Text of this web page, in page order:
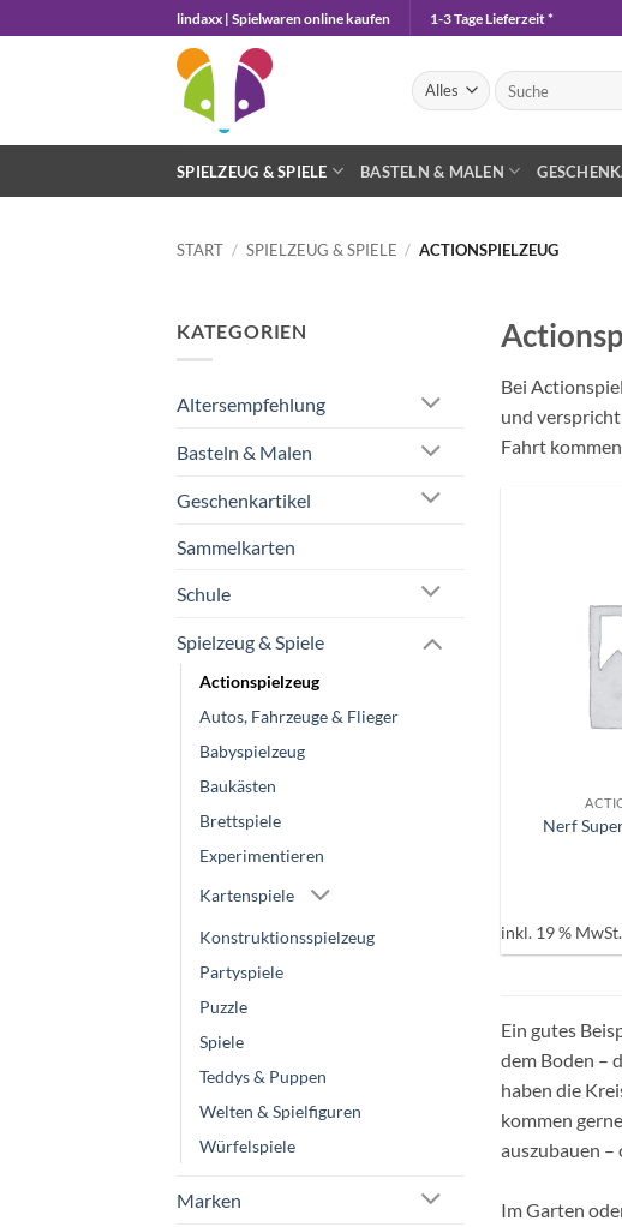
Inhalt
lindaxx | Spielwaren online kaufen 1-3 Tage Lieferzeit *
Suchen
nach:
SPIELZEUG & SPIELE BASTELN & MALEN
START / SPIELZEUG & SPIELE / ACTIONSPIELZEUG
KATEGORIEN
Altersempfehlung
Basteln & Malen
Geschenkartikel
Sammelkarten
Schule
Spielzeug & Spiele
Actionspielzeug
Autos, Fahrzeuge & Flieger
Babyspielzeug
Baukästen
Brettspiele
Experimentieren
Kartenspiele
Konstruktionsspielzeug
Partyspiele
Puzzle
Spiele
Teddys & Puppen
Welten & Spielfiguren
Würfelspiele
Marken
Bei
und
Fahrt kommen.
Nerf
inkl. 19 % MwSt.
Ein gutes
dem Boden –
haben die
kommen
auszubauen
Im Garten